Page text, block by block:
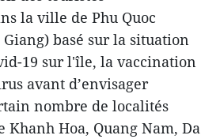
la ville de Phu Quoc
basé sur la situation
19 sur l'île, la vaccination
avant d’envisager
nombre de localités
Khanh Hoa, Quang Nam, Da